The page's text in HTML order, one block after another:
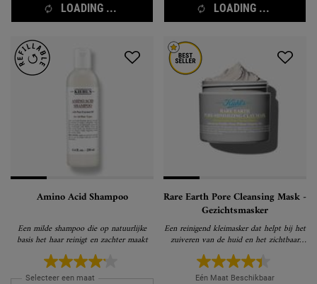
LOADING ... LOADING ...
Amino Acid Shampoo
Een milde shampoo die op natuurlijke
basis het haar reinigt en zachter maakt
Selecteer een maat
Rare Earth Pore Cleansing Mask -
Gezichtsmasker
Een reinigend kleimasker dat helpt bij het
zuiveren van de huid en het zichtbaar
verkleinen van de poriën
Eén Maat Beschikbaar